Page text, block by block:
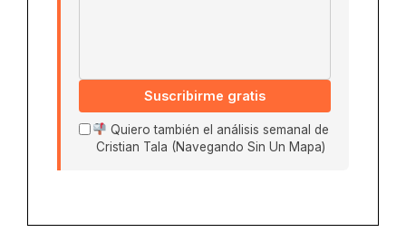
Suscribirme gratis
Quiero también el análisis semanal de
Cristian Tala (Navegando Sin Un Mapa)